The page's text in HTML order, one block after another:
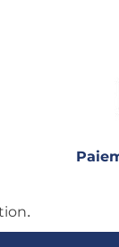
.